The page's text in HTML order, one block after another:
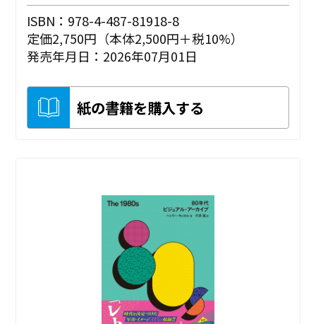
ISBN：978-4-487-81918-8
定価2,750円（本体2,500円＋税10%）
発売年月日：2026年07月01日
紙の書籍を購入する